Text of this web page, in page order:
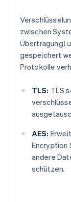
zwischen
Übertragung)
gespeichert
Protokolle
TLS: TLS
AES:
Encryption
andere
schützen.